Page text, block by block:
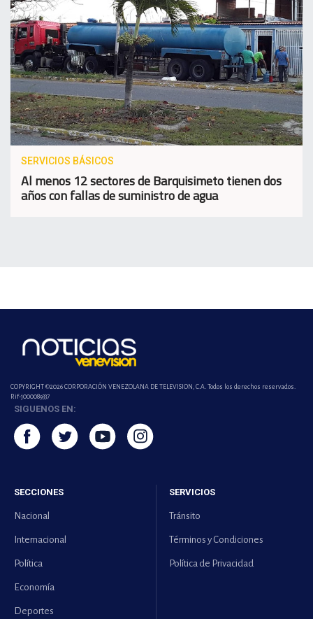
SERVICIOS BÁSICOS
Al menos 12 sectores de Barquisimeto tienen dos
años con fallas de suministro de agua
COPYRIGHT ©2026 CORPORACIÓN VENEZOLANA DE TELEVISION, C.A. Todos los derechos reservados.
Rif-j000089337
SIGUENOS EN:
SECCIONES
Nacional
Internacional
Política
Economía
Deportes
SERVICIOS
Tránsito
Términos y Condiciones
Política de Privacidad